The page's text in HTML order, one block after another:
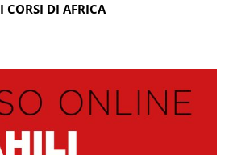
I CORSI DI AFRICA